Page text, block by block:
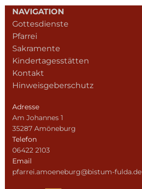
NAVIGATION
Gottesdienste
Pfarrei
Sakramente
Kindertagesstätten
Kontakt
Hinweisgeberschutz
Adresse
Am Johannes 1
35287 Amöneburg
Telefon
06422 2103
Email
pfarrei.amoeneburg@bistum-fulda.de